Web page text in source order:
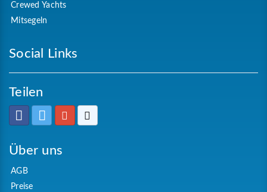
Crewed Yachts
Mitsegeln
Social Links
Teilen
Über uns
AGB
Preise